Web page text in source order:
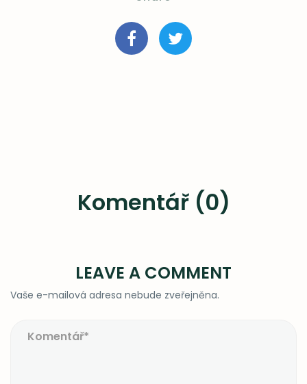
Komentář (0)
LEAVE A COMMENT
Vaše e-mailová adresa nebude zveřejněna.